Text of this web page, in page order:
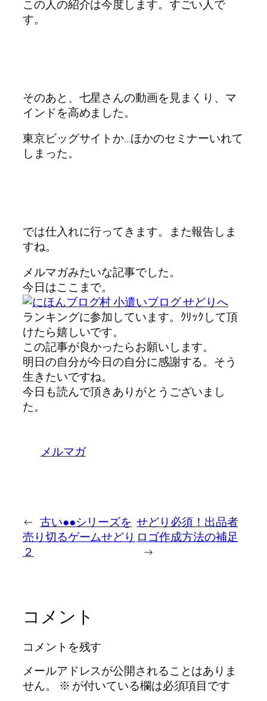
この人の紹介は今度します。すごい人で
す。
そのあと、七星さんの動画を見まくり、マ
インドを高めました。
東京ビッグサイトか…ほかのセミナーいれて
しまった。
では仕入れに行ってきます。また報告しま
すね。
メルマガみたいな記事でした。
今日はここまで。
ランキングに参加しています。ｸﾘｯｸして頂
けたら嬉しいです。
この記事が良かったらお願いします。
明日の自分が今日の自分に感謝する。そう
生きたいですね。
今日も読んで頂きありがとうございまし
た。
メルマガ
← 古い●●シリーズを
売り切るゲームせどり
２
せどり必須！出品者
ロゴ作成方法の補足
→
コメント
コメントを残す
メールアドレスが公開されることはありま
せん。
※ が付いている欄は必須項目です